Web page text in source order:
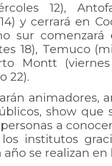
12),
y cerrará en
sur comenzará
18), Temuco
Montt
22).
animadores,
show que
a
institutos
se realizan en